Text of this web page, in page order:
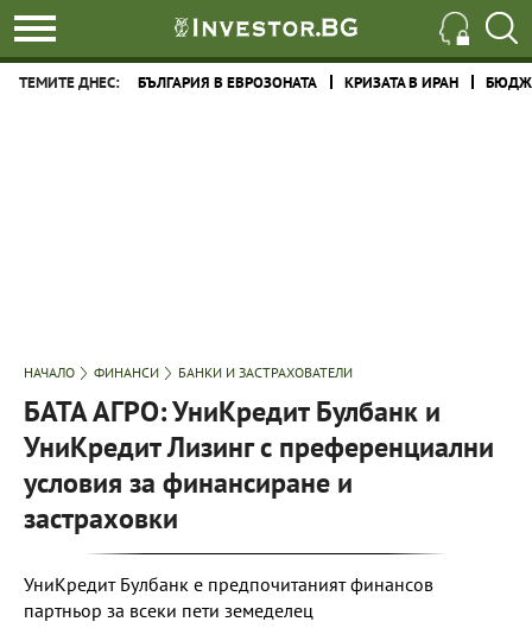
ТЕМИТЕ ДНЕС: БЪЛГАРИЯ В ЕВРОЗОНАТА КРИЗАТА В ИРАН
НАЧАЛО ФИНАНСИ БАНКИ И ЗАСТРАХОВАТЕЛИ
БАТА АГРО: УниКредит Булбанк и
УниКредит Лизинг с преференциални
условия за финансиране и
застраховки
УниКредит Булбанк е предпочитаният финансов
партньор за всеки пети земеделец